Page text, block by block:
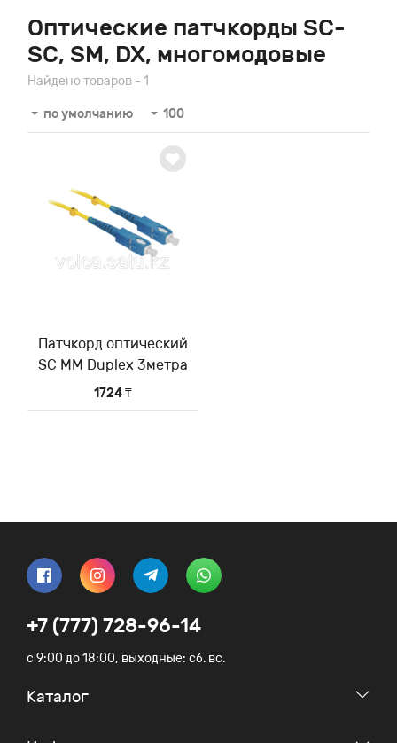
Оптические патчкорды SC-
SC, SM, DX, многомодовые
Найдено товаров - 1
по умолчанию 100
Патчкорд оптический
SC MM Duplex 3метра
1724 ₸
+7 (777) 728-96-14
c 9:00 до 18:00, выходные: сб. вс.
Каталог